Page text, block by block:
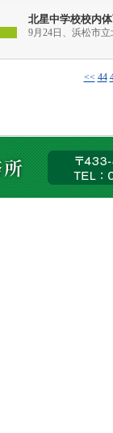
北星中学校校内
9月24日、浜松市
<< 44